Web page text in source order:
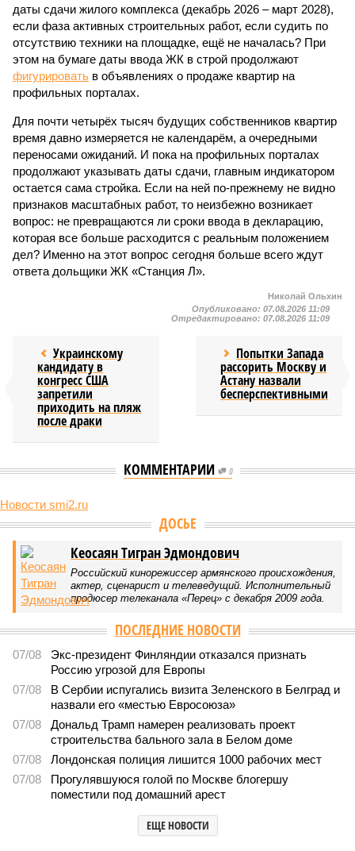
даты сдачи жилого комплекса (декабрь 2026 – март 2028),
если фаза активных строительных работ, если судить по
отсутствию техники на площадке, ещё не началась? При
этом на бумаге даты ввода ЖК в строй продолжают
фигурировать в объявлениях о продаже квартир на
профильных порталах.
Для почти четырёх тысяч будущих собственников квартир
время давно измеряется не календарём, а очередными
переносами ожиданий. И пока на профильных порталах
продолжают указывать даты сдачи, главным индикатором
остается сама стройка. Если на ней по-прежнему не видно
признаков масштабных работ, то неизбежно возникает
вопрос: не превращаются ли сроки ввода в декларацию,
которая все больше расходится с реальным положением
дел? Именно на этот вопрос сегодня больше всего ждут
ответа дольщики ЖК «Станция Л».
Николай Ольхин
Опубликовано: 07.08.2026 11:09
Отредактировано: 07.08.2026 11:09
Украинскому
кандидату в
конгресс США
запретили
приходить на пляж
после драки
Попытки Запада
рассорить Москву и
Астану назвали
бесперспективными
КОММЕНТАРИИ 0
Новости smi2.ru
ДОСЬЕ
Кеосаян Тигран Эдмондович
Российский кинорежиссер армянского происхождения,
актер, сценарист и телеведущий. Исполнительный
продюсер телеканала «Перец» с декабря 2009 года.
ПОСЛЕДНИЕ НОВОСТИ
07/08
Экс-президент Финляндии отказался признать
Россию угрозой для Европы
07/08
В Сербии испугались визита Зеленского в Белград и
назвали его «местью Евросоюза»
07/08
Дональд Трамп намерен реализовать проект
строительства бального зала в Белом доме
07/08
Лондонская полиция лишится 1000 рабочих мест
07/08
Прогулявшуюся голой по Москве блогершу
поместили под домашний арест
ЕЩЕ НОВОСТИ